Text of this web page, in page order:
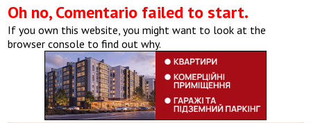
Oh no, Comentario failed to start.
If you own this website, you might want to look at the
browser console to find out why.